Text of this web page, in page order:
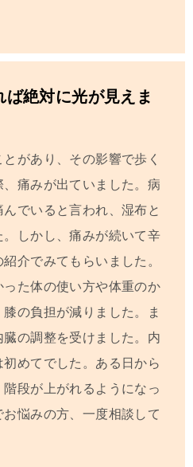
ば絶対に光が見えま
があり、その影響で歩く
痛みが出ていました。 病
でいると言われ、湿布と
しかし、痛みが続いて辛
介でみてもらいました。
た体の使い方や体重のか
の負担が減りました。ま
の調整を受けました。内
めてでした。 ある日から
段が上がれるようになっ
お悩みの方、一度相談して